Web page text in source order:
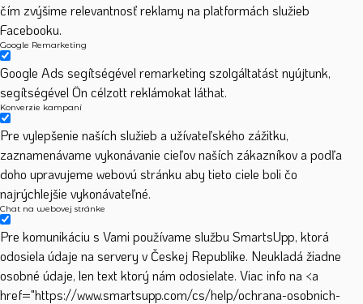
čím zvýšime relevantnosť reklamy na platformách služieb
Facebooku.
Google Remarketing
Google Ads segítségével remarketing szolgáltatást nyújtunk,
segítségével Ön célzott reklámokat láthat.
Konverzie kampaní
Pre vylepšenie naších služieb a užívateľského zážitku,
zaznamenávame vykonávanie cieľov naších zákazníkov a podľa
doho upravujeme webovú stránku aby tieto ciele boli čo
najrýchlejšie vykonávateľné.
Chat na webovej stránke
Pre komunikáciu s Vami používame službu SmartsUpp, ktorá
odosiela údaje na servery v Českej Republike. Neukladá žiadne
osobné údaje, len text ktorý nám odosielate. Viac info na <a
href="https://www.smartsupp.com/cs/help/ochrana-osobnich-